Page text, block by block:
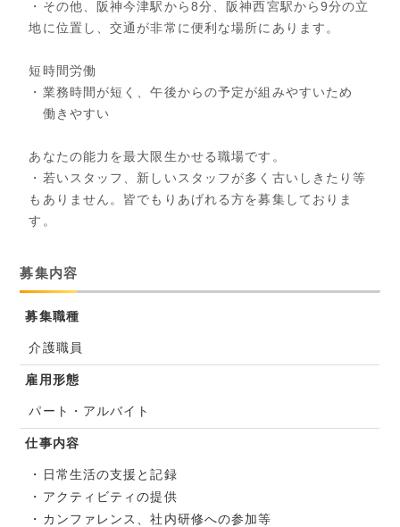
・その他、阪神今津駅から8分、阪神西宮駅から9分の立
地に位置し、交通が非常に便利な場所にあります。
短時間労働
・業務時間が短く、午後からの予定が組みやすいため
働きやすい
あなたの能力を最大限生かせる職場です。
・若いスタッフ、新しいスタッフが多く古いしきたり等
もありません。皆でもりあげれる方を募集しておりま
す。
募集内容
募集職種
介護職員
雇用形態
パート・アルバイト
仕事内容
・日常生活の支援と記録
・アクティビティの提供
・カンファレンス、社内研修への参加等